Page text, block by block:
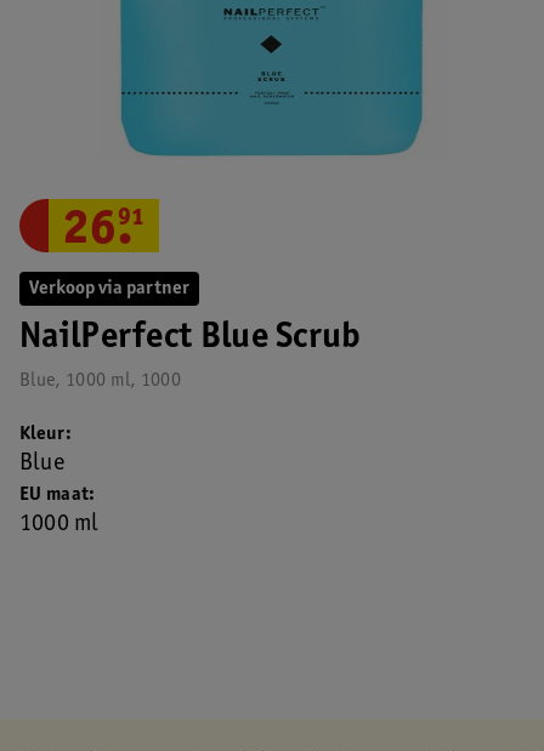
Verkoop via partner
NailPerfect Blue Scrub
Blue, 1000 ml, 1000
26.
91
EU maat
1000 ml
Kleur
Blue